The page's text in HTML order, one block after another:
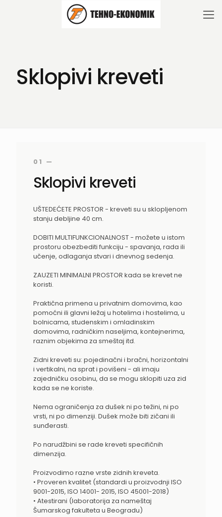
Sklopivi kreveti
01 —
Sklopivi kreveti
UŠTEDEĆETE PROSTOR - kreveti su u sklopljenom
stanju debljine 40 cm.
DOBITI MULTIFUNKCIONALNOST - možete u istom
prostoru obezbediti funkciju - spavanja, rada ili
učenje, odlaganja stvari i dnevnog sedenja.
ZAUZETI MINIMALNI PROSTOR kada se krevet ne
koristi.
Praktična primena u privatnim domovima, kao
pomoćni ili glavni ležaj u hotelima i hostelima, u
bolnicama, studenskim i omladinskim
domovima, radničkim naseljima, kontejnerima,
raznim objekima za smeštaj itd.
Zidni kreveti su: pojedinačni i bračni, horizontalni
i vertikalni, na sprat i povišeni - ali imaju
zajedničku osobinu, da se mogu sklopiti uza zid
kada se ne koriste.
Nema ograničenja za dušek ni po težini, ni po
vrsti, ni po dimenziji. Dušek može biti zičani ili
sunđerasti.
Po narudžbini se rade kreveti specifičnih
dimenzija.
Proizvodimo razne vrste zidnih kreveta.
• Proveren kvalitet (standardi u proizvodnji ISO
9001-2015, ISO 14001- 2015, ISO 45001-2018)
• Atestirani (laboratorija za nameštaj
Šumarskog fakulteta u Beogradu)